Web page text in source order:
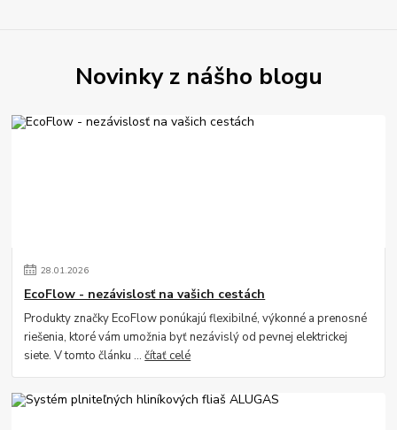
Novinky z nášho blogu
28.01.2026
EcoFlow - nezávislosť na vašich cestách
Produkty značky EcoFlow ponúkajú flexibilné, výkonné a prenosné
riešenia, ktoré vám umožnia byť nezávislý od pevnej elektrickej
siete. V tomto článku ...čítať celé